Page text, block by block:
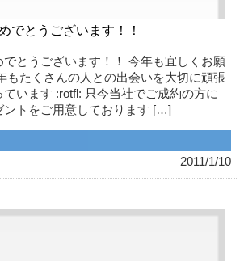
でとうございます！！
でとうございます！！ 今年も宜しくお願
もたくさんの人との出会いを大切に頑張
います :rotfl: 只今当社でご成約の方に
ントをご用意しております […]
2011/1/10